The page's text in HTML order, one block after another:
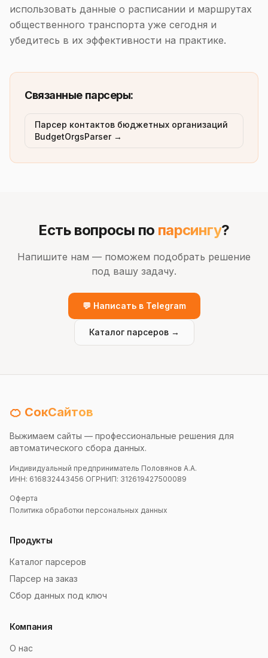
использовать данные о расписании и маршрутах
общественного транспорта уже сегодня и
убедитесь в их эффективности на практике.
Связанные парсеры:
Парсер контактов бюджетных организаций
BudgetOrgsParser →
Есть вопросы по парсингу?
Напишите нам — поможем подобрать решение
под вашу задачу.
💬 Написать в Telegram
Каталог парсеров →
🍊 СокСайтов
Выжимаем сайты — профессиональные решения для
автоматического сбора данных.
Индивидуальный предприниматель Половянов А.А.
ИНН: 616832443456 ОГРНИП: 312619427500089
Оферта
Политика обработки персональных данных
Продукты
Каталог парсеров
Парсер на заказ
Сбор данных под ключ
Компания
О нас